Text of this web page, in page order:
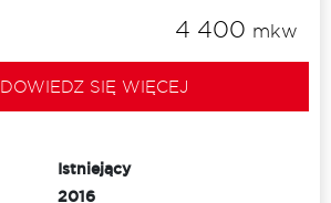
4 400 mkw
DOWIEDZ SIĘ WIĘCEJ
Istniejący
2016